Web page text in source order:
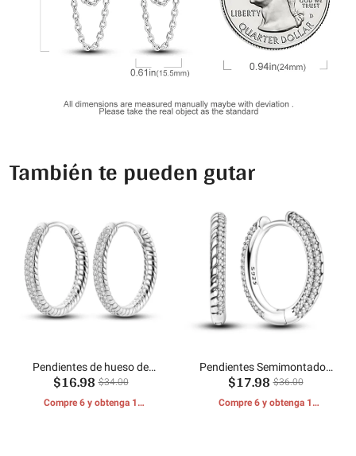
También te pueden gutar
Pendientes de hueso de
serpiente brillante
$16.98 $34.00
Compre 6 y obtenga 1
Pendientes Semimontados
Hueso De Serpiente
$17.98 $36.00
Compre 6 y obtenga 1